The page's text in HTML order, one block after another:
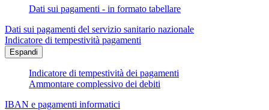
Dati sui pagamenti - in formato tabellare
Dati sui pagamenti del servizio sanitario nazionale
Indicatore di tempestività pagamenti
Espandi
Indicatore di tempestività dei pagamenti
Ammontare complessivo dei debiti
IBAN e pagamenti informatici